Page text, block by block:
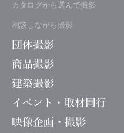
カタログから選んで撮影
相談しながら撮影
団体撮影
商品撮影
建築撮影
イベント・取材同行
映像企画・撮影